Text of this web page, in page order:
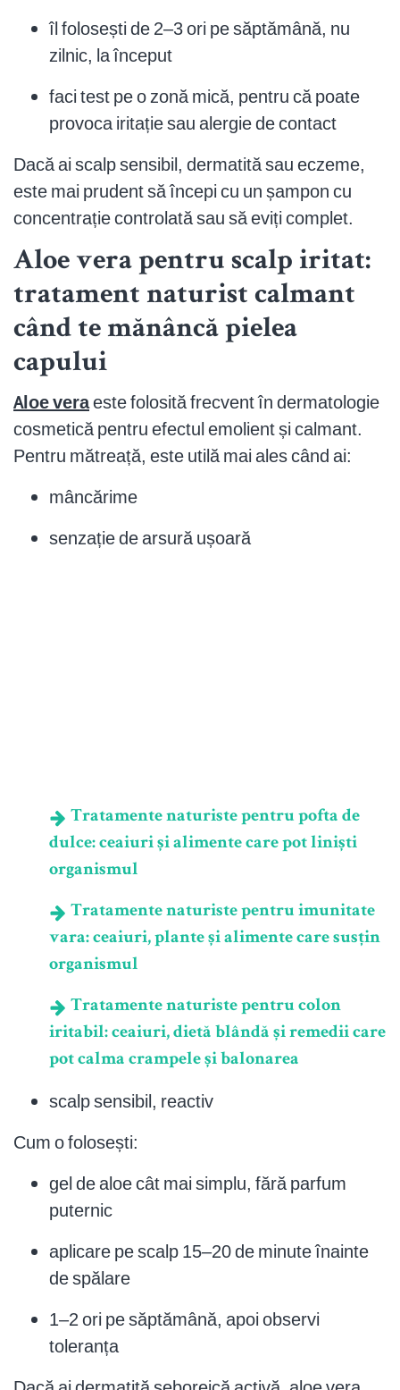
îl folosești de 2–3 ori pe săptămână, nu
zilnic, la început
faci test pe o zonă mică, pentru că poate
provoca iritație sau alergie de contact
Dacă ai scalp sensibil, dermatită sau eczeme,
este mai prudent să începi cu un șampon cu
concentrație controlată sau să eviți complet.
Aloe vera pentru scalp iritat:
tratament naturist calmant
când te mănâncă pielea
capului
Aloe veraeste folosită frecvent în dermatologie
cosmetică pentru efectul emolient și calmant.
Pentru mătreață, este utilă mai ales când ai:
mâncărime
senzație de arsură ușoară
Tratamente naturiste pentru pofta de
dulce: ceaiuri și alimente care pot liniști
organismul
Tratamente naturiste pentru imunitate
vara: ceaiuri, plante și alimente care susțin
organismul
Tratamente naturiste pentru colon
iritabil: ceaiuri, dietă blândă și remedii care
pot calma crampele și balonarea
scalp sensibil, reactiv
Cum o folosești:
gel de aloe cât mai simplu, fără parfum
puternic
aplicare pe scalp 15–20 de minute înainte
de spălare
1–2 ori pe săptămână, apoi observi
toleranța